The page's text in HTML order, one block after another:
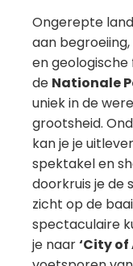
Ongerepte
aan begroeiing,
en
de Nationale
uniek in de
grootsheid.
kan je je
spektakel en
doorkruis je
zicht op de
spectaculaire
je naar‘City of